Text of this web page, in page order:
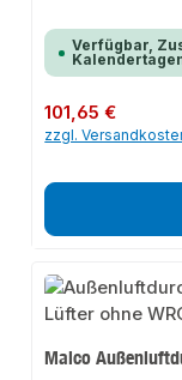
Verfügbar,
Regulärer Preis:
101,65 €
zzgl.
Maico